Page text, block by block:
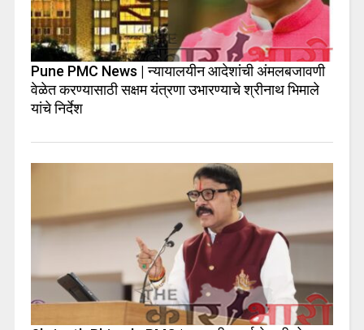
Pune PMC News | न्यायालयीन आदेशांची अंमलबजावणी
वेळेत करण्यासाठी सक्षम यंत्रणा उभारण्याचे श्रीनाथ भिमाले
यांचे निर्देश